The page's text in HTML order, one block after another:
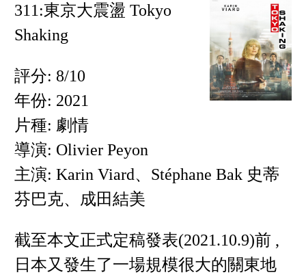
311:東京大震盪 Tokyo
Shaking
評分: 8/10
年份: 2021
片種: 劇情
導演: Olivier Peyon
主演: Karin Viard、Stéphane Bak 史蒂
芬巴克、成田結美
截至本文正式定稿發表(2021.10.9)前 ,
日本又發生了一場規模很大的關東地